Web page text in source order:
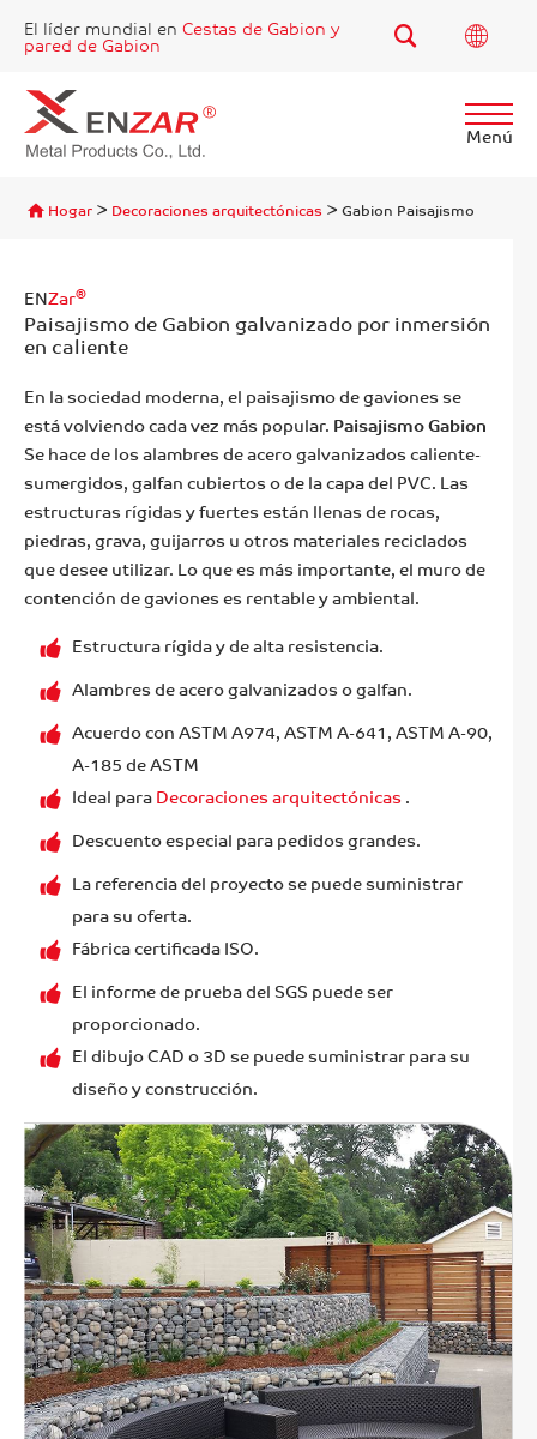
El líder mundial en Cestas de Gabion y
pared de Gabion
Menú
Hogar> Decoraciones arquitectónicas >Gabion Paisajismo
ENZar®
Paisajismo de Gabion galvanizado por inmersión
en caliente
En la sociedad moderna, el paisajismo de gaviones se
está volviendo cada vez más popular. Paisajismo Gabion
Se hace de los alambres de acero galvanizados caliente-
sumergidos, galfan cubiertos o de la capa del PVC. Las
estructuras rígidas y fuertes están llenas de rocas,
piedras, grava, guijarros u otros materiales reciclados
que desee utilizar. Lo que es más importante, el muro de
contención de gaviones es rentable y ambiental.
Estructura rígida y de alta resistencia.
Alambres de acero galvanizados o galfan.
Acuerdo con ASTM A974, ASTM A-641, ASTM A-90,
A-185 de ASTM
Ideal paraDecoraciones arquitectónicas.
Descuento especial para pedidos grandes.
La referencia del proyecto se puede suministrar
para su oferta.
Fábrica certificada ISO.
El informe de prueba del SGS puede ser
proporcionado.
El dibujo CAD o 3D se puede suministrar para su
diseño y construcción.